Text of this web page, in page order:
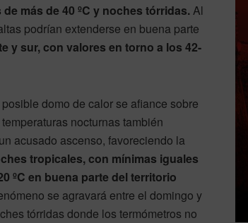
más de 40 ºC y noches tórridas.Al
podrían extenderse en buena parte
y sur, con valores en torno a los 42-
domo de calor se afiance sobre
nocturnas también
acusado ascenso, favoreciendo la
tropicales, con mínimas iguales
ºC en buena parte del territorio
se agravará entre el domingo y
tórridas donde los termómetros no